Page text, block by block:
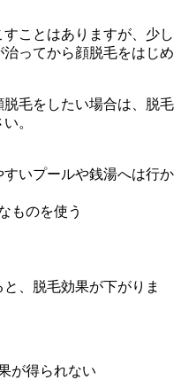
ことはありますが、少し
ってから顔脱毛をはじめ
毛をしたい場合は、脱毛
。
いプールや銭湯へは行か
ものを使う
、 脱毛効果が下がりま
が得られない